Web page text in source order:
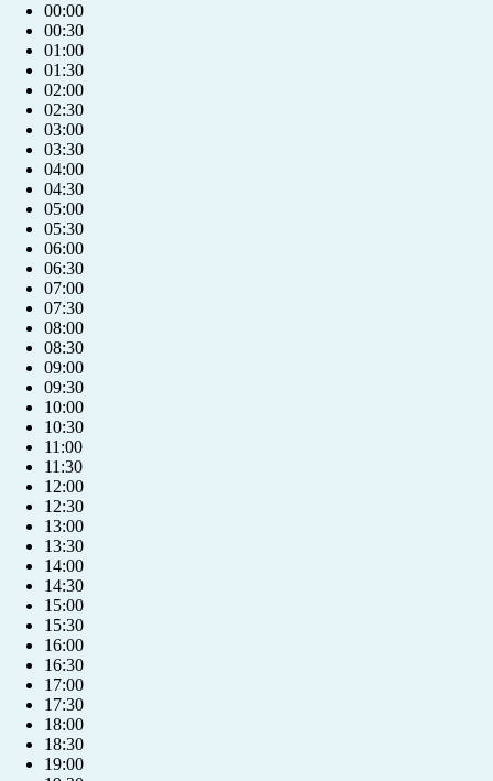
Môj účet
English
00:00
00:30
01:00
01:30
02:00
02:30
03:00
03:30
04:00
04:30
05:00
05:30
06:00
06:30
07:00
07:30
08:00
08:30
09:00
09:30
10:00
10:30
11:00
11:30
12:00
12:30
13:00
13:30
14:00
14:30
15:00
15:30
16:00
16:30
17:00
17:30
18:00
18:30
19:00